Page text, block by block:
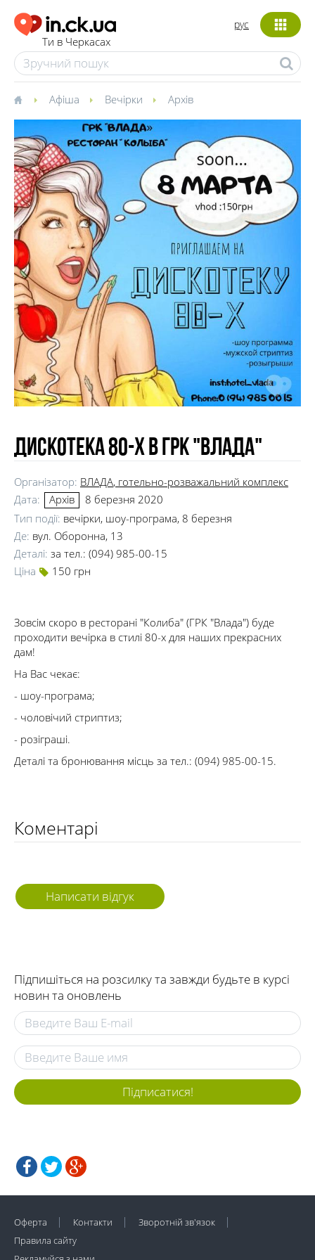
Ти в Черкасах
рус
Афіша Вечірки Архів
Дискотека 80-х в ГРК "Влада"
Організатор: ВЛАДА, готельно-розважальний комплекс
Дата:
Архів
8 березня 2020
Тип події: вечірки, шоу-програма, 8 березня
Де: вул. Оборонна, 13
Деталі: за тел.: (094) 985-00-15
Ціна
150 грн
Зовсім скоро в ресторані "Колиба" (ГРК "Влада") буде
проходити вечірка в стилі 80-х для наших прекрасних
дам!
На Вас чекає:
- шоу-програма;
- чоловічий стриптиз;
- розіграші.
Деталі та бронювання місць за тел.: (094) 985-00-15.
Коментарі
Написати відгук
Підпишіться на розсилку та завжди будьте в курсі
новин та оновлень
Підписатися!
Оферта Контакти
Зворотній зв'язок
Правила сайту